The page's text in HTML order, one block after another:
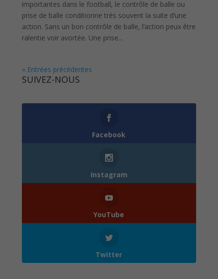
importantes dans le football, le contrôle de balle ou
prise de balle conditionne très souvent la suite d’une
action. Sans un bon contrôle de balle, l’action peux être
ralentie voir avortée. Une prise...
« Entrées précédentes
SUIVEZ-NOUS
Facebook
Instagram
YouTube
Twitter